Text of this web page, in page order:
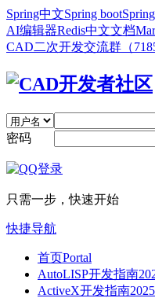
Spring中文Spring boot
AI编辑器Redis中文文档
CAD二次开发交流群（
密码
只需一步，快速开始
快捷导航
首页Portal
AutoLISP开发指南
ActiveX开发指南2025